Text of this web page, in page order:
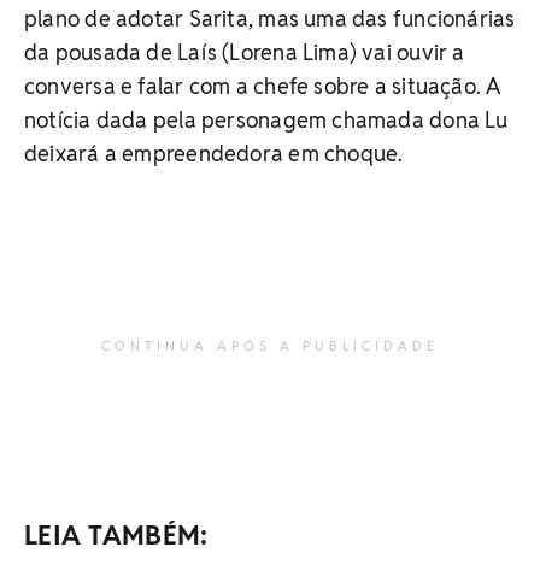
plano de adotar Sarita, mas uma das funcionárias
da pousada de Laís (Lorena Lima) vai ouvir a
conversa e falar com a chefe sobre a situação. A
notícia dada pela personagem chamada dona Lu
deixará a empreendedora em choque.
CONTINUA APÓS A PUBLICIDADE
LEIA TAMBÉM: